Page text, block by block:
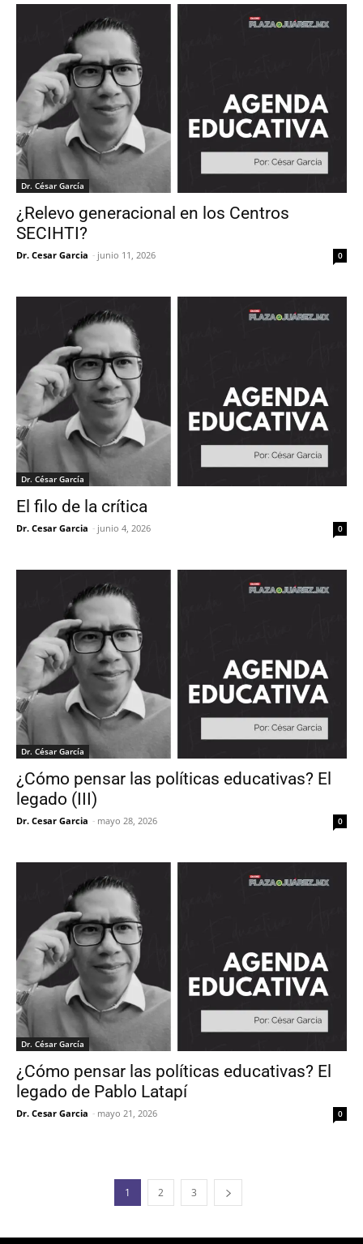
Dr. César García
¿Relevo generacional en los Centros
SECIHTI?
Dr. Cesar Garcia - junio 11, 2026 0
Dr. César García
El filo de la crítica
Dr. Cesar Garcia - junio 4, 2026 0
Dr. César García
¿Cómo pensar las políticas educativas? El
legado (III)
Dr. Cesar Garcia - mayo 28, 2026 0
Dr. César García
¿Cómo pensar las políticas educativas? El
legado de Pablo Latapí
Dr. Cesar Garcia - mayo 21, 2026 0
1 2 3